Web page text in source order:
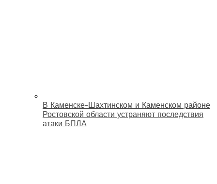
В Каменске-Шахтинском и Каменском районе
Ростовской области устраняют последствия
атаки БПЛА